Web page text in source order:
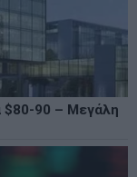
$80-90 – Μεγάλη